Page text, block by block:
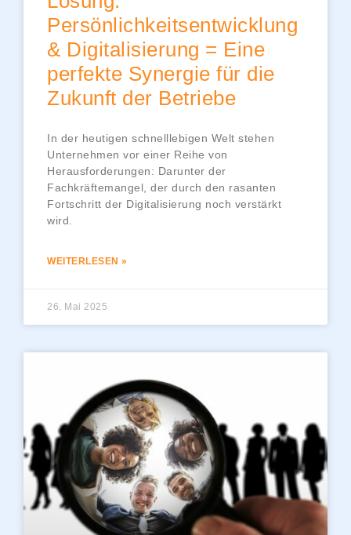
Persönlichkeitsentwicklung
& Digitalisierung = Eine
perfekte Synergie für die
Zukunft der Betriebe
In der heutigen schnelllebigen Welt stehen
Unternehmen vor einer Reihe von
Herausforderungen: Darunter der
Fachkräftemangel, der durch den rasanten
Fortschritt der Digitalisierung noch verstärkt
wird.
WEITERLESEN »
26. Mai 2025